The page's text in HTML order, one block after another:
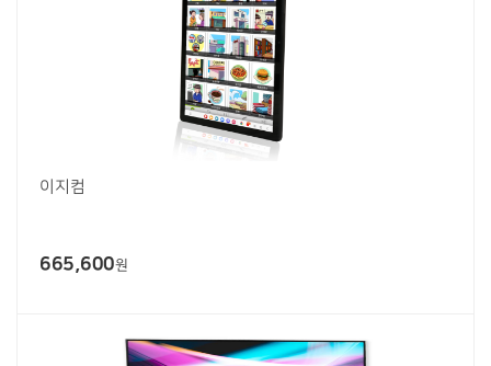
이지컴
665,600원